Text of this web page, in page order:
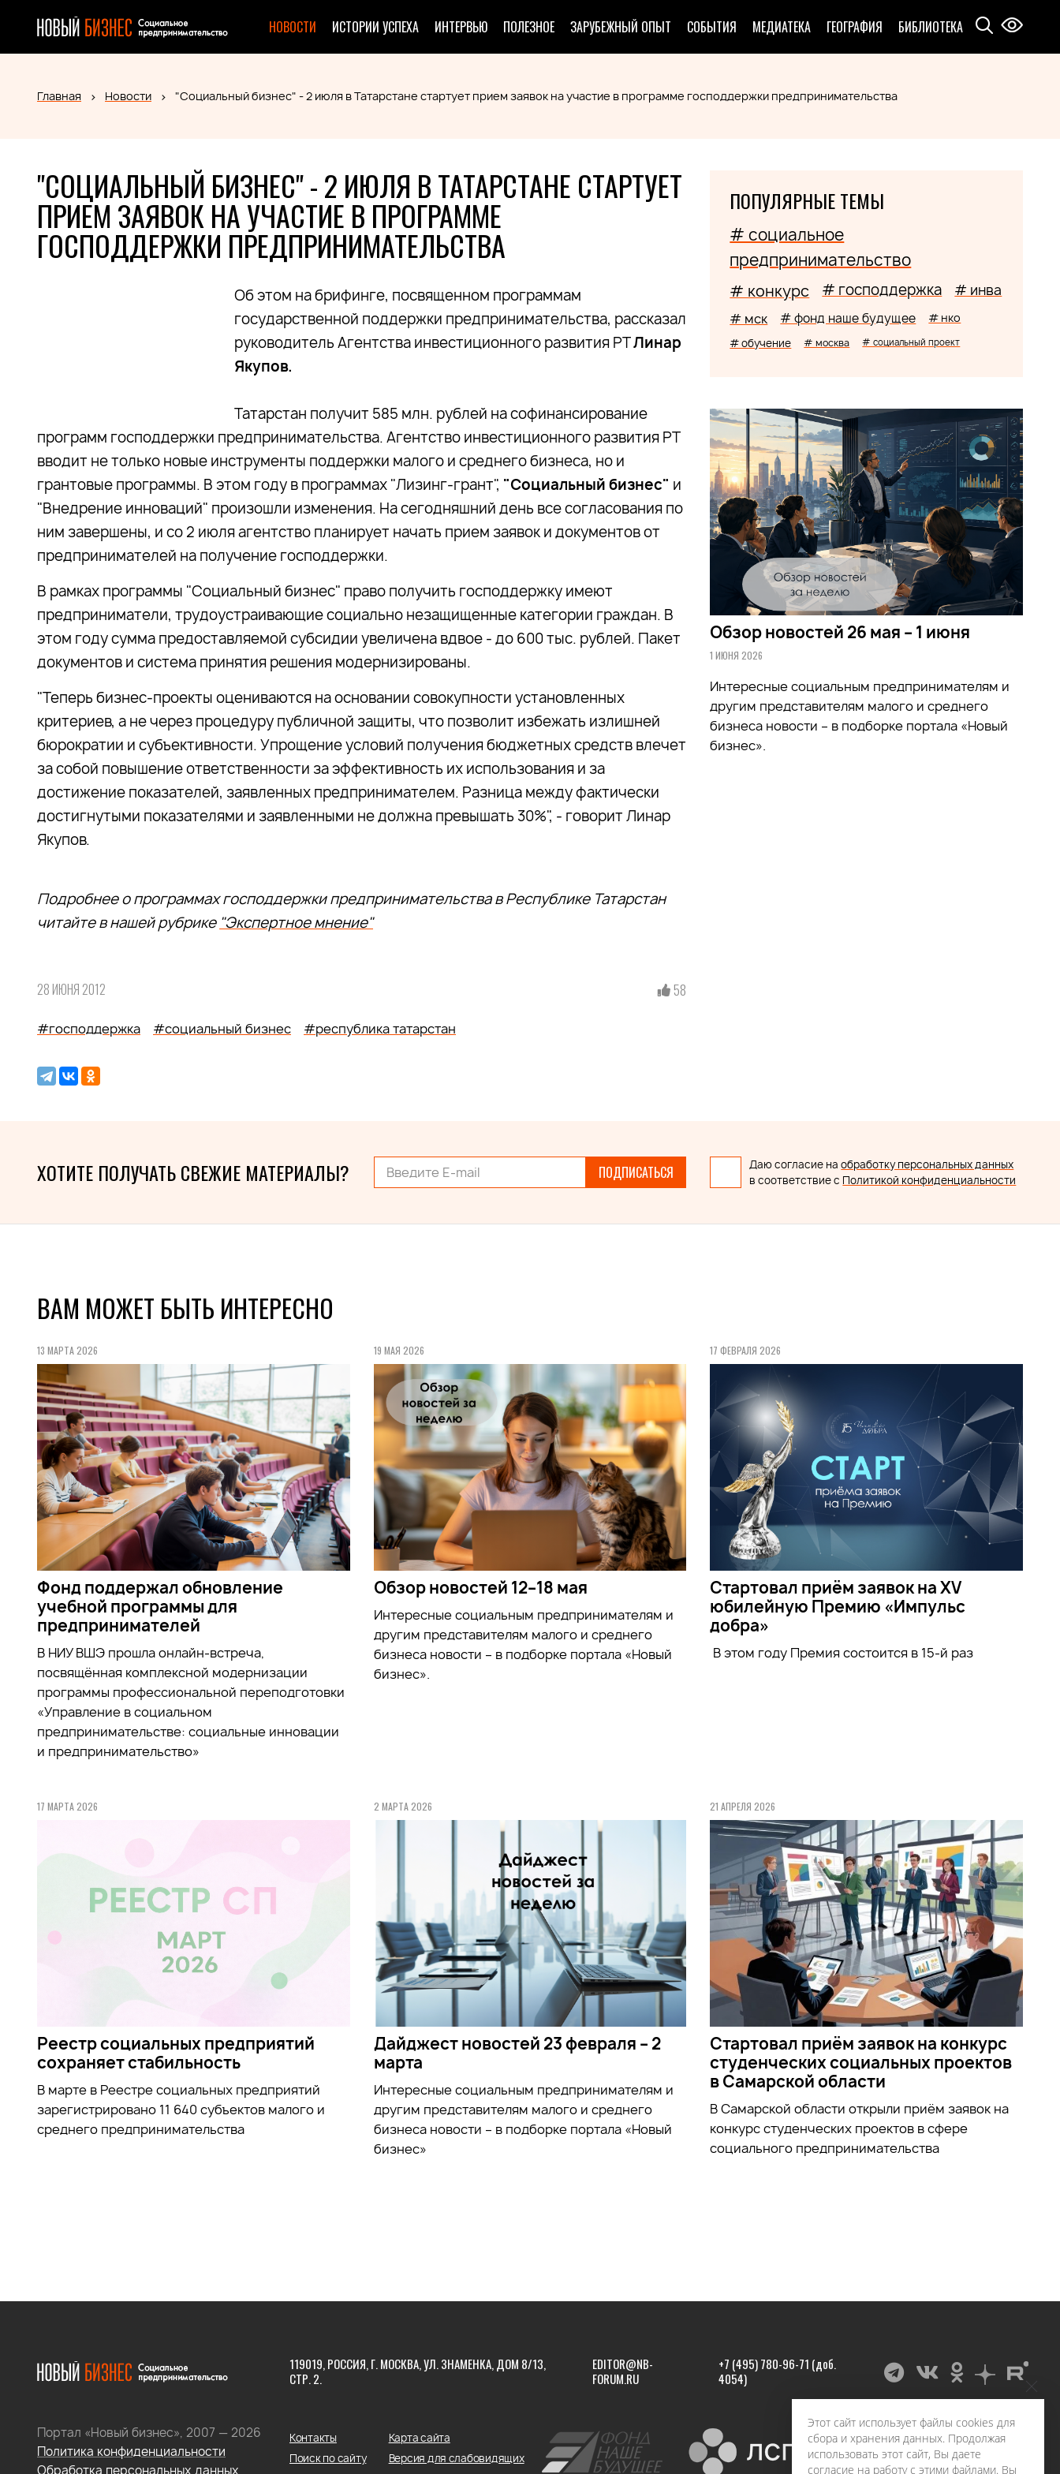
НОВОСТИ ИСТОРИИ УСПЕХА ИНТЕРВЬЮ ПОЛЕЗНОЕ ЗАРУБЕЖНЫЙ ОПЫТ СОБЫТИЯ МЕДИАТЕКА ГЕОГРАФИЯ БИБЛИОТЕКА
Главная Новости "Социальный бизнес" - 2 июля в Татарстане стартует прием заявок на участие в программе господдержки предпринимательства
"СОЦИАЛЬНЫЙ БИЗНЕС" - 2 ИЮЛЯ В ТАТАРСТАНЕ СТАРТУЕТ
ПРИЕМ ЗАЯВОК НА УЧАСТИЕ В ПРОГРАММЕ
ГОСПОДДЕРЖКИ ПРЕДПРИНИМАТЕЛЬСТВА
Об этом на брифинге, посвященном программам
государственной поддержки предпринимательства, рассказал
руководитель Агентства инвестиционного развития РТЛинар
Якупов.
Татарстан получит 585 млн. рублей на софинансирование
программ господдержки предпринимательства. Агентство инвестиционного развития РТ
вводит не только новые инструменты поддержки малого и среднего бизнеса, но и
грантовые программы. В этом году в программах "Лизинг-грант", "Социальный бизнес" и
"Внедрение инноваций" произошли изменения. На сегодняшний день все согласования по
ним завершены, и со 2 июля агентство планирует начать прием заявок и документов от
предпринимателей на получение господдержки.
В рамках программы "Социальный бизнес" право получить господдержку имеют
предприниматели, трудоустраивающие социально незащищенные категории граждан. В
этом году сумма предоставляемой субсидии увеличена вдвое - до 600 тыс. рублей. Пакет
документов и система принятия решения модернизированы.
"Теперь бизнес-проекты оцениваются на основании совокупности установленных
критериев, а не через процедуру публичной защиты, что позволит избежать излишней
бюрократии и субъективности. Упрощение условий получения бюджетных средств влечет
за собой повышение ответственности за эффективность их использования и за
достижение показателей, заявленных предпринимателем. Разница между фактически
достигнутыми показателями и заявленными не должна превышать 30%", - говорит Линар
Якупов.
Подробнее о программах господдержки предпринимательства в Республике Татарстан
читайте в нашей рубрике "Экспертное мнение"
28 ИЮНЯ 2012 58
#господдержка #социальный бизнес #республика татарстан
ПОПУЛЯРНЫЕ ТЕМЫ
# социальное
предпринимательство
# конкурс # господдержка # инва
# мск # фонд наше будущее # нко
# обучение # москва # социальный проект
Обзор новостей 26 мая – 1 июня
1 ИЮНЯ 2026
Интересные социальным предпринимателям и
другим представителям малого и среднего
бизнеса новости – в подборке портала «Новый
бизнес».
ХОТИТЕ ПОЛУЧАТЬ СВЕЖИЕ МАТЕРИАЛЫ? ПОДПИСАТЬСЯ Даю согласие наобработку персональных данных
в соответствие с Политикой конфиденциальности
ВАМ МОЖЕТ БЫТЬ ИНТЕРЕСНО
13 МАРТА 2026
Фонд поддержал обновление
учебной программы для
предпринимателей
В НИУ ВШЭ прошла онлайн-встреча,
посвящённая комплексной модернизации
программы профессиональной переподготовки
«Управление в социальном
предпринимательстве: социальные инновации
и предпринимательство»
19 МАЯ 2026
Обзор новостей 12–18 мая
Интересные социальным предпринимателям и
другим представителям малого и среднего
бизнеса новости – в подборке портала «Новый
бизнес».
17 ФЕВРАЛЯ 2026
Стартовал приём заявок на XV
юбилейную Премию «Импульс
добра»
В этом году Премия состоится в 15-й раз
17 МАРТА 2026
Реестр социальных предприятий
сохраняет стабильность
В марте в Реестре социальных предприятий
зарегистрировано 11 640 субъектов малого и
среднего предпринимательства
2 МАРТА 2026
Дайджест новостей 23 февраля – 2
марта
Интересные социальным предпринимателям и
другим представителям малого и среднего
бизнеса новости – в подборке портала «Новый
бизнес»
21 АПРЕЛЯ 2026
Стартовал приём заявок на конкурс
студенческих социальных проектов
в Самарской области
В Самарской области открыли приём заявок на
конкурс студенческих проектов в сфере
социального предпринимательства
119019, РОССИЯ, Г. МОСКВА, УЛ. ЗНАМЕНКА, ДОМ 8/13,
СТР. 2.
EDITOR@NB-
FORUM.RU
+7 (495) 780-96-71 (доб.
4054)
Портал «Новый бизнес», 2007 — 2026
Политика конфиденциальности
Обработка персональных данных
Контакты
Карта сайта
Поиск по сайту
Версия для слабовидящих
Этот сайт использует файлы cookies для
сбора и хранения данных. Продолжая
использовать этот сайт, Вы даете
согласие на работу с этими файлами. Вы